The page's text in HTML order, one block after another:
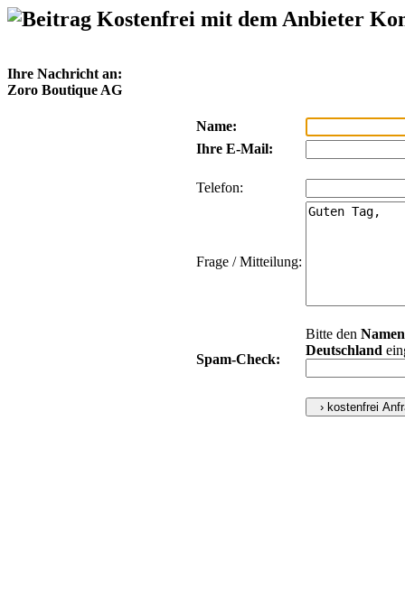
Kostenfrei mit dem Anbieter
Ihre Nachricht an:
Zoro Boutique AG
Name:
Ihre E-Mail:
Telefon:
Frage / Mitteilung:
Spam-Check:
Bitte den Namen
Deutschland